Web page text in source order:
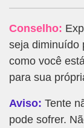
Conselho:
seja diminuído
como você
para sua
Aviso: Tente
pode sofrer.